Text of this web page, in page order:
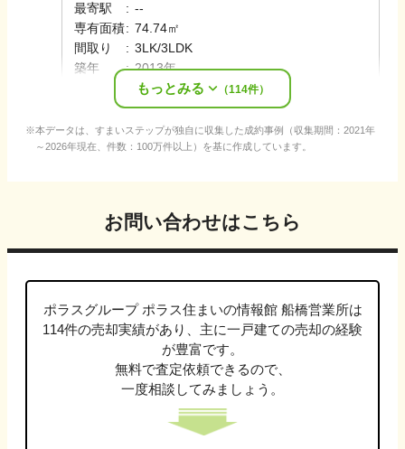
最寄駅
: --
専有面積: 74.74㎡
間取り
: 3LK/3LDK
築年
: 2013年
2025年12月
もっとみる （114件）
本データは、すまいステップが独自に収集した成約事例（収集期間：2021年
～2026年現在、件数：100万件以上）を基に作成しています。
お問い合わせはこちら
ポラスグループ ポラス住まいの情報館 船橋営業所は
114件の売却実績があり、主に一戸建ての売却の経験
が豊富です。
無料で査定依頼できるので、
一度相談してみましょう。